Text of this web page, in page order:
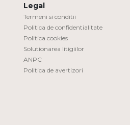
Legal
Termeni si conditii
Politica de confidentialitate
Politica cookies
Solutionarea litigiilor
ANPC
Politica de avertizori